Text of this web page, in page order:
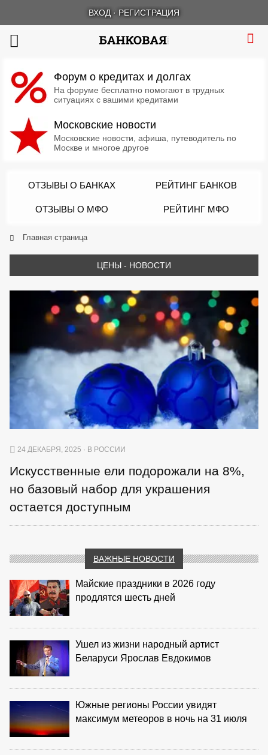
ВХОД · РЕГИСТРАЦИЯ
Форум о кредитах и долгах
На форуме бесплатно помогают в трудных
ситуациях с вашими кредитами
Московские новости
Московские новости, афиша, путеводитель по
Москве и многое другое
ОТЗЫВЫ О БАНКАХ РЕЙТИНГ БАНКОВ
ОТЗЫВЫ О МФО РЕЙТИНГ МФО
Главная страница
ЦЕНЫ - НОВОСТИ
24 ДЕКАБРЯ, 2025 · В РОССИИ
Искусственные ели подорожали на 8%,
но базовый набор для украшения
остается доступным
ВАЖНЫЕ НОВОСТИ
Майские праздники в 2026 году
продлятся шесть дней
Ушел из жизни народный артист
Беларуси Ярослав Евдокимов
Южные регионы России увидят
максимум метеоров в ночь на 31 июля